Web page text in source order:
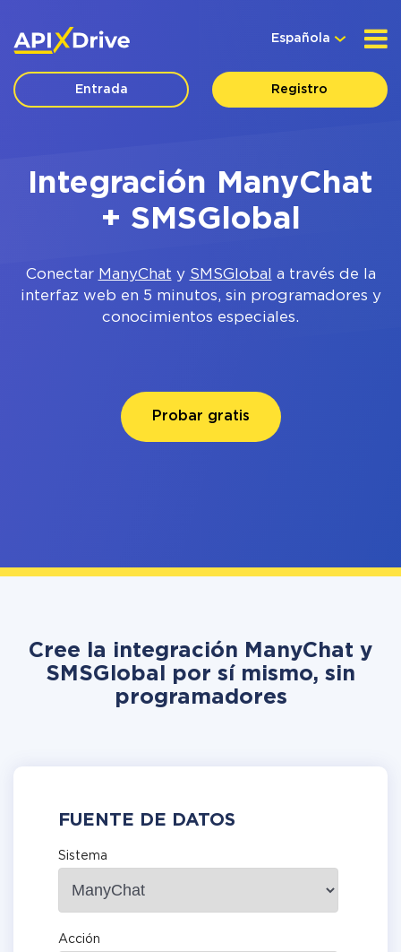
Española
Entrada Registro
Integración ManyChat
+ SMSGlobal
Conectar ManyChat y SMSGlobal
a través de la
interfaz web en 5 minutos, sin programadores y
conocimientos especiales.
Probar gratis
Cree la integración ManyChat y
SMSGlobal por sí mismo, sin
programadores
FUENTE DE DATOS
Sistema
Acción